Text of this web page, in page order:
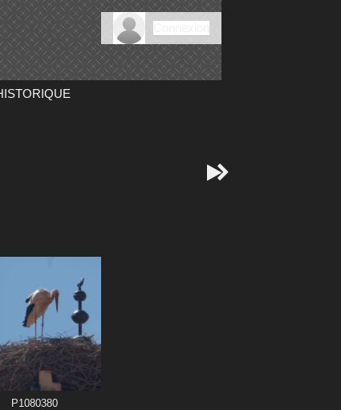

P1080380